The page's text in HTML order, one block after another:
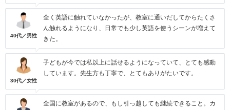
40代／男性
全く英語に触れていなかったが、教室に通いだしてからたくさ
ん触れるようになり、日常でも少し英語を使うシーンが増えて
きた。
30代／女性
子どもが今では私以上に話せるようになっていて、とても感動
しています。先生方も丁寧で、とてもありがたいです。
全国に教室があるので、もし引っ越しても継続できること。カ